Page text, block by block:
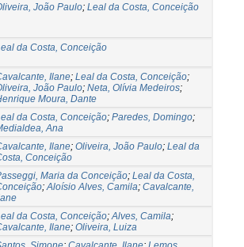
João Paulo; Leal da Costa, Conceição
da Costa, Conceição
Ilane; Leal da Costa, Conceição;
João Paulo; Neta, Olívia Medeiros;
Moura, Dante
da Costa, Conceição; Paredes, Domingo;
Ana
Ilane; Oliveira, João Paulo; Leal da
Conceição
Maria da Conceição; Leal da Costa,
;Aloísio Alves, Camila; Cavalcante,
da Costa, Conceição;Alves, Camila;
Ilane; Oliveira, Luiza